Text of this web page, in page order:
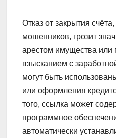
Отказ от закрытия
мошенников, грозит
арестом имущества или
взысканием с
могут быть
или оформления
того, ссылка может
программное
автоматически